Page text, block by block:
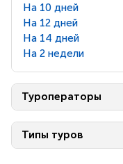
На 10 дней
На 12 дней
На 14 дней
На 2 недели
Туроператоры
Типы туров